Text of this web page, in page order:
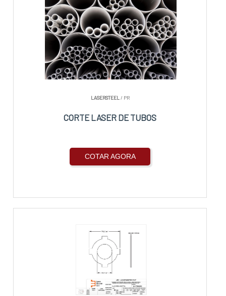
LASERSTEEL / PR
CORTE LASER DE TUBOS
COTAR AGORA